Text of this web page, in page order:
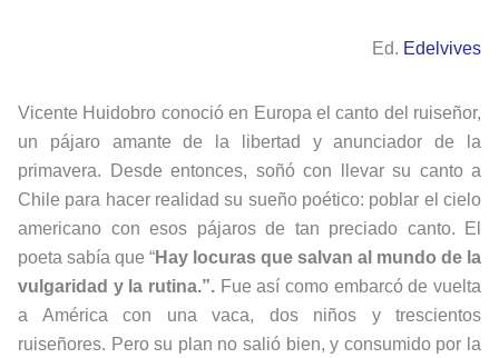
Ed. Edelvives
Vicente Huidobro conoció en Europa el canto del ruiseñor,
un pájaro amante de la libertad y anunciador de la
primavera. Desde entonces, soñó con llevar su canto a
Chile para hacer realidad su sueño poético: poblar el cielo
americano con esos pájaros de tan preciado canto. El
poeta sabía que “Hay locuras que salvan al mundo de la
vulgaridad y la rutina.”. Fue así como embarcó de vuelta
a América con una vaca, dos niños y trescientos
ruiseñores. Pero su plan no salió bien, y consumido por la